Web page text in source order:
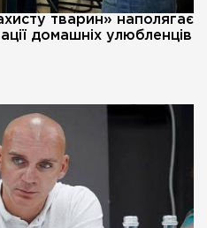
тварин» наполягає
домашніх улюбленців